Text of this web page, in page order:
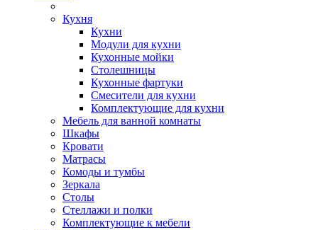
Кухня
Кухни
Модули для кухни
Кухонные мойки
Столешницы
Кухонные фартуки
Смесители для кухни
Комплектующие для кухни
Мебель для ванной комнаты
Шкафы
Кровати
Матрасы
Комоды и тумбы
Зеркала
Столы
Стеллажи и полки
Комплектующие к мебели